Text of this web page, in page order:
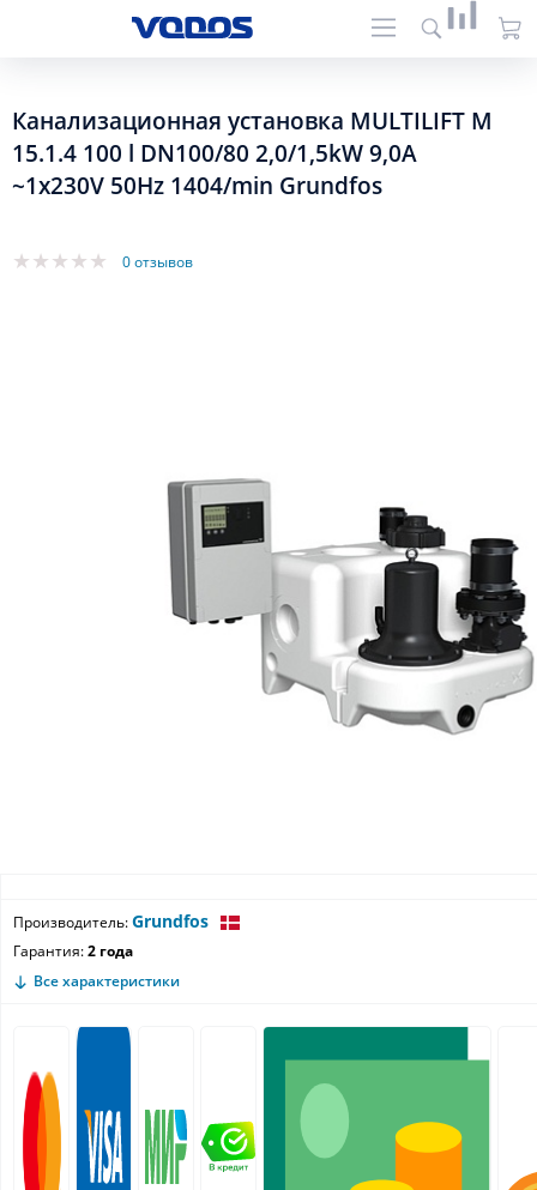
Канализационная установка MULTILIFT M
15.1.4 100 l DN100/80 2,0/1,5kW 9,0A
~1x230V 50Hz 1404/min Grundfos
0 отзывов
Производитель:Grundfos
Гарантия:2 года
Все характеристики